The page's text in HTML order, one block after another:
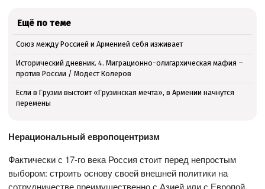
Ещё по теме
Союз между Россией и Арменией себя изживает
Исторический дневник. 4. Миграционно-олигархическая мафия –
против России / Модест Колеров
Если в Грузии выстоит «Грузинская мечта», в Армении начнутся
перемены
Нерациональный европоцентризм
Фактически с 17-го века Россия стоит перед непростым
выбором: строить основу своей внешней политики на
сотрудничестве преимущественно с Азией или с Европой.